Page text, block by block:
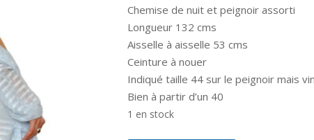
Chemise de nuit et peignoir assorti
Longueur 132 cms
Aisselle à aisselle 53 cms
Ceinture à nouer
Indiqué taille 44 sur le peignoir mais
Bien à partir d’un 40
1 en stock